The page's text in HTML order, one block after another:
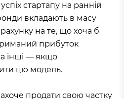
стартапу на ранній
вкладають в масу
на те, що хоча б
прибуток
інші — якщо
цю модель.
продати свою частку